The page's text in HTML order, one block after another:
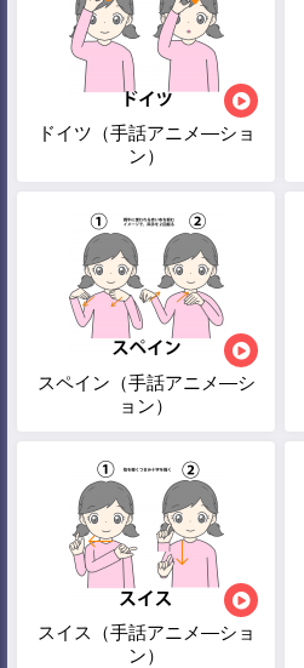
ドイツ（手話アニメ―ショ
ン）
スペイン（手話アニメ―シ
ョン）
スイス（手話アニメ―ショ
ン）